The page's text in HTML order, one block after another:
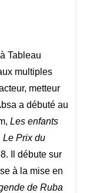
Tableau
multiples
metteur
a débuté au
Les enfants
Le Prix du
Il débute sur
à la mise en
de Ruba